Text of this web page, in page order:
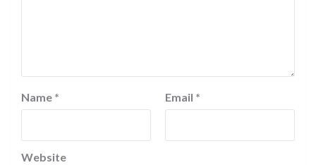
Name * Email *
Website